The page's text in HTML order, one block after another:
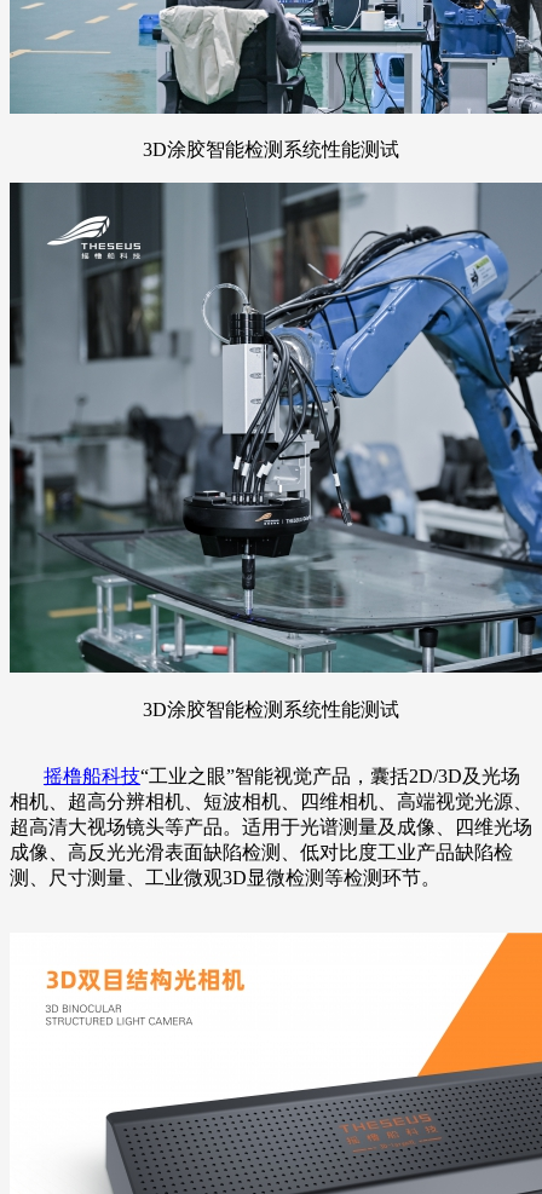
3D涂胶智能检测系统性能测试
3D涂胶智能检测系统性能测试
摇橹船科技“工业之眼”智能视觉产品，囊括2D/3D及光场
相机、超高分辨相机、短波相机、四维相机、高端视觉光源、
超高清大视场镜头等产品。适用于光谱测量及成像、四维光场
成像、高反光光滑表面缺陷检测、低对比度工业产品缺陷检
测、尺寸测量、工业微观3D显微检测等检测环节。